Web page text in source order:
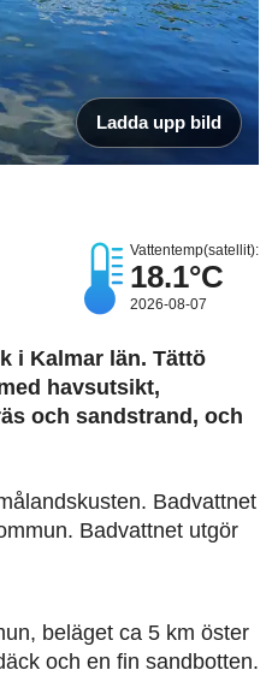
Ladda upp bild
Vattentemp(satellit):
18.1°C
2026-08-07
i Kalmar län. Tättö
havsutsikt,
och sandstrand, och
Badvattnet
Badvattnet utgör
beläget ca 5 km öster
och en fin sandbotten.